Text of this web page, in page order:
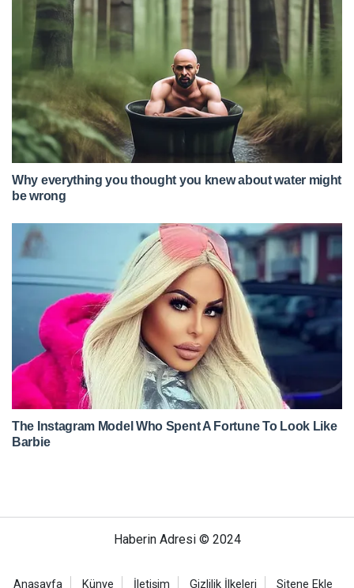
Haberin Adresi © 2024
Anasayfa Künye İletişim Gizlilik İlkeleri Sitene Ekle